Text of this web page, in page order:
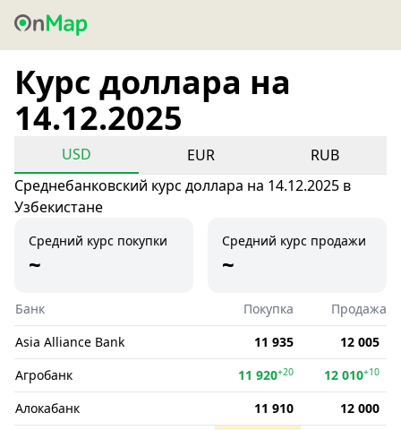
Курс доллара на
14.12.2025
USD EUR
RUB
Среднебанковский курс доллара на 14.12.2025 в
Узбекистане
Средний курс покупки
~
Средний курс продажи
~
Банк Покупка
Продажа
Asia Alliance Bank
11 935
12 005
Агробанк
11 920+20 12 010+10
Алокабанк 11 910
12 000